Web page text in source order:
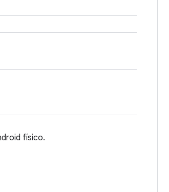
físico.